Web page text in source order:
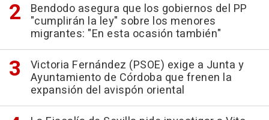
Bendodo asegura que los gobiernos del PP
"cumplirán la ley" sobre los menores
migrantes: "En esta ocasión también"
Victoria Fernández (PSOE) exige a Junta y
Ayuntamiento de Córdoba que frenen la
expansión del avispón oriental